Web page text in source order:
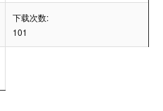
下载次数:
101